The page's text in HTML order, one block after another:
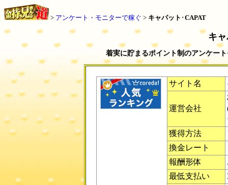
> アンケート・モニターで稼ぐ > キャパット ･CAPAT
キ
着実に貯まるポイント制のアンケー
サイト名
運営会社
獲得方法
換金レート
報酬形体
最低支払い